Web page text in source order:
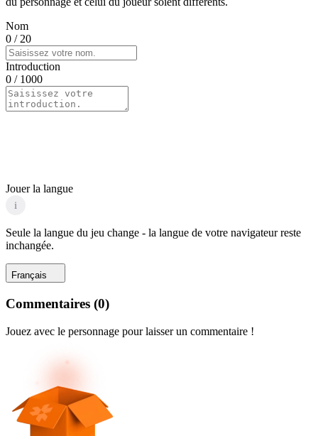
Nom
0 / 20
Introduction
0 / 1000
Jouer la langue
i
Seule la langue du jeu change - la langue de votre navigateur reste
inchangée.
Français
Commentaires (0)
Jouez avec le personnage pour laisser un commentaire !